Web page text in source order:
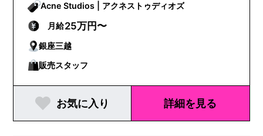
Acne Studios | アクネストゥディオズ
月給25万円〜
銀座三越
販売スタッフ
お気に入り 詳細を見る